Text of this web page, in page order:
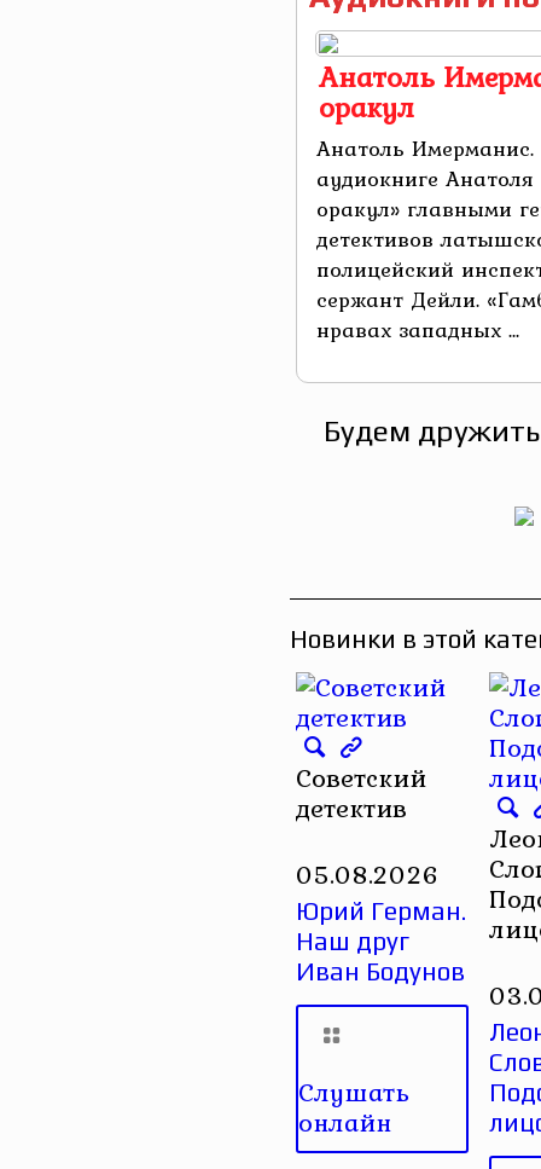
Анатоль
оракул
Анатоль
аудиокниге
оракул» главными
детективов
полицейский
сержант Дейли.
нравах западных ...
Будем
Новинки в этой
Советский
детектив
05.08.2026
Юрий Герман.
Наш друг
Иван Бодунов
Слушать
онлайн